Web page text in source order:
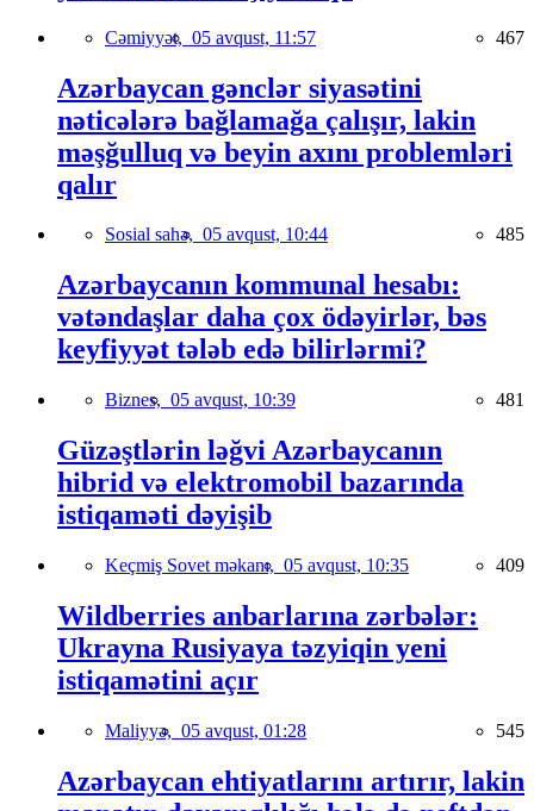
Cəmiyyət, 05 avqust, 11:57 467
Azərbaycan gənclər siyasətini
nəticələrə bağlamağa çalışır, lakin
məşğulluq və beyin axını problemləri
qalır
Sosial sahə, 05 avqust, 10:44 485
Azərbaycanın kommunal hesabı:
vətəndaşlar daha çox ödəyirlər, bəs
keyfiyyət tələb edə bilirlərmi?
Biznes, 05 avqust, 10:39 481
Güzəştlərin ləğvi Azərbaycanın
hibrid və elektromobil bazarında
istiqaməti dəyişib
Keçmiş Sovet məkanı, 05 avqust, 10:35 409
Wildberries anbarlarına zərbələr:
Ukrayna Rusiyaya təzyiqin yeni
istiqamətini açır
Maliyyə, 05 avqust, 01:28 545
Azərbaycan ehtiyatlarını artırır, lakin